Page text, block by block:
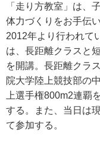
「走り方教室」は、
体力づくりをお手伝
2012年より行われて
は、長距離クラスと
を開講。長距離クラ
院大学陸上競技部の
上選手権800m2連覇
する。また、当日は
て参加する。